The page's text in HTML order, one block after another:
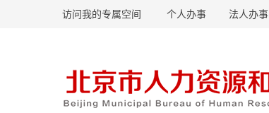
访问我的专属空间 个人办事 法人办事